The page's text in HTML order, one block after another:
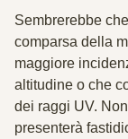
Sembrerebbe
comparsa della
maggiore
altitudine o che
dei raggi UV.
presenterà